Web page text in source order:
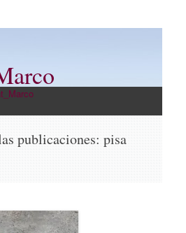
publicaciones: pisa